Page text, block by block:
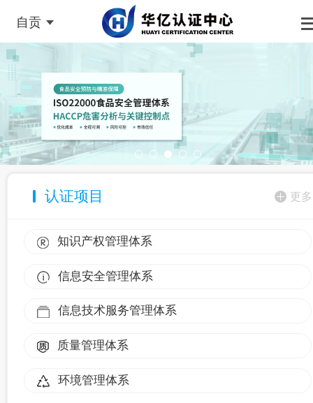
自贡
认证项目 更多
知识产权管理体系
信息安全管理体系
信息技术服务管理体系
质量管理体系
环境管理体系